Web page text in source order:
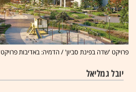
פרויקט 'שדה בפינת סביון' / הדמיה: באדיבות
יובל גמליאל